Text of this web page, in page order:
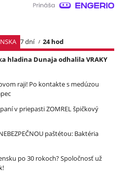
7 dní
24 hod
hladina Dunaja odhalila VRAKY
raji! Po kontakte s medúzou
v priepasti ZOMREL špičkový
paštétou: Baktéria
po 30 rokoch? Spoločnosť už